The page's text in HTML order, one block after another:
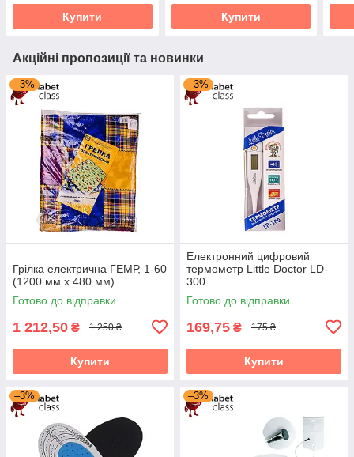
Купити Купити
Акційні пропозиції та новинки
–3%
Грілка електрична ГЕМР, 1-60
(1200 мм х 480 мм)
Готово до відправки
1 212,50 ₴ 1 250 ₴
Купити
–3%
Електронний цифровий
термометр Little Doctor LD-
300
Готово до відправки
169,75 ₴ 175 ₴
Купити
–3% –3%